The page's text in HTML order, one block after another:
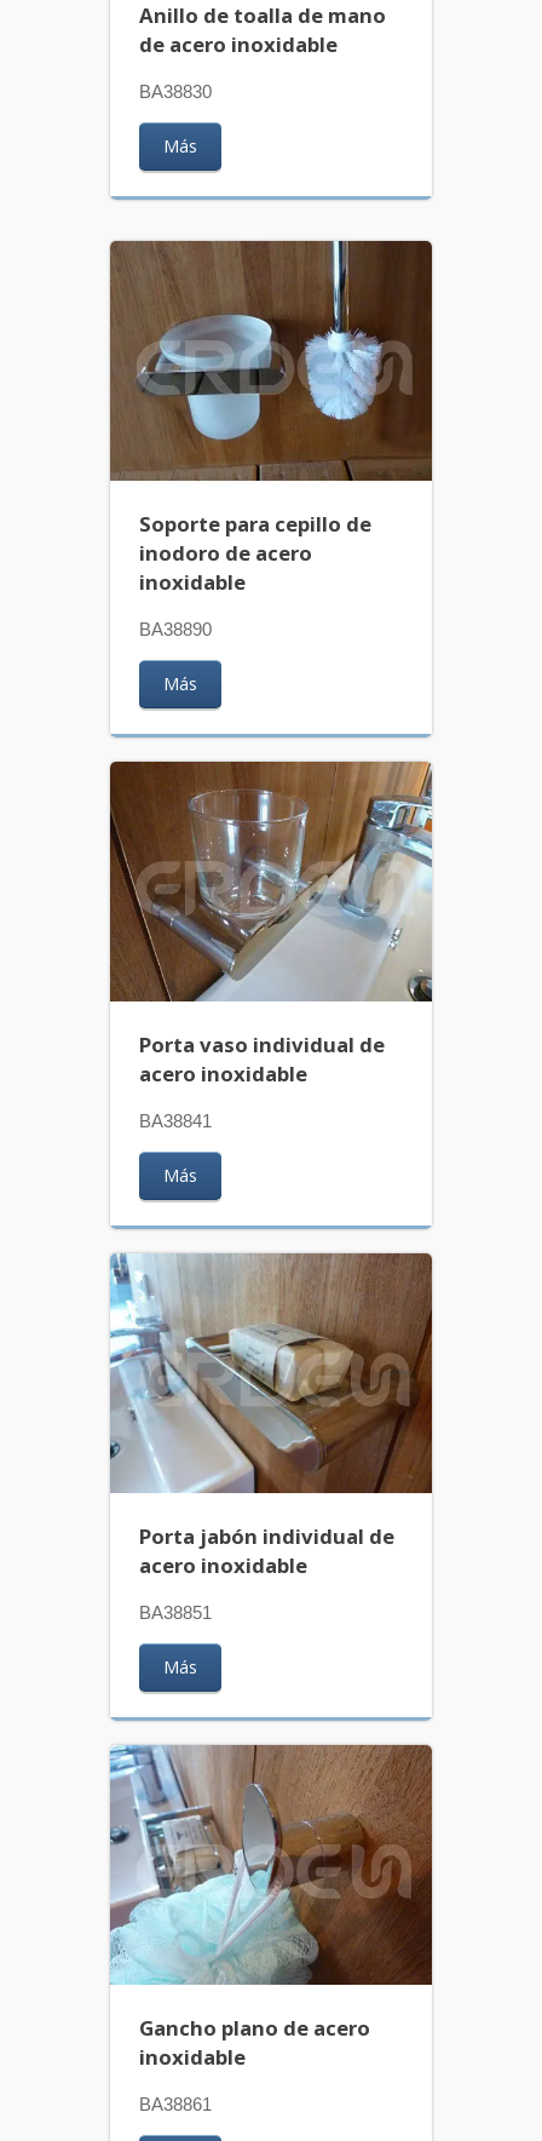
Anillo de toalla de mano
de acero inoxidable
BA38830
Más
Soporte para cepillo de
inodoro de acero
inoxidable
BA38890
Más
Porta vaso individual de
acero inoxidable
BA38841
Más
Porta jabón individual de
acero inoxidable
BA38851
Más
Gancho plano de acero
inoxidable
BA38861